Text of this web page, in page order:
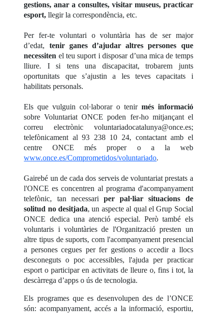
gestions, anar a consultes, visitar museus, practicar
esport, llegir la correspondència, etc.
Per fer-te voluntari o voluntària has de ser major
d’edat, tenir ganes d’ajudar altres persones que
necessiten el teu suport i disposar d’una mica de temps
lliure. I si tens una discapacitat, trobarem junts
oportunitats que s’ajustin a les teves capacitats i
habilitats personals.
Els que vulguin col·laborar o tenir més informació
sobre Voluntariat ONCE poden fer-ho mitjançant el
correu electrònic voluntariadocatalunya@once.es;
telefònicament al 93 238 10 24, contactant amb el
centre ONCE més proper o a la web
www.once.es/Comprometidos/voluntariado.
Gairebé un de cada dos serveis de voluntariat prestats a
l'ONCE es concentren al programa d'acompanyament
telefònic, tan necessari per pal·liar situacions de
solitud no desitjada, un aspecte al qual el Grup Social
ONCE dedica una atenció especial. Però també els
voluntaris i voluntàries de l'Organització presten un
altre tipus de suports, com l'acompanyament presencial
a persones cegues per fer gestions o accedir a llocs
desconeguts o poc accessibles, l'ajuda per practicar
esport o participar en activitats de lleure o, fins i tot, la
descàrrega d’apps o ús de tecnologia.
Els programes que es desenvolupen des de l’ONCE
són: acompanyament, accés a la informació, esportiu,